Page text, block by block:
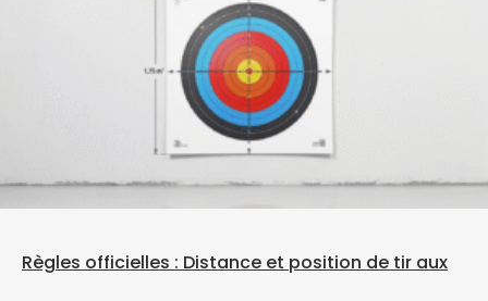
Règles officielles : Distance et position de tir aux